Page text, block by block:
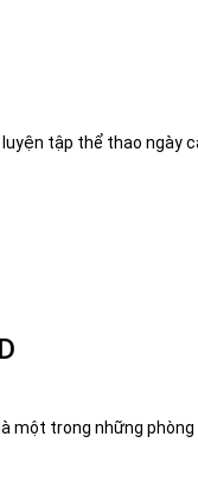
tập thể thao ngày
là một trong những